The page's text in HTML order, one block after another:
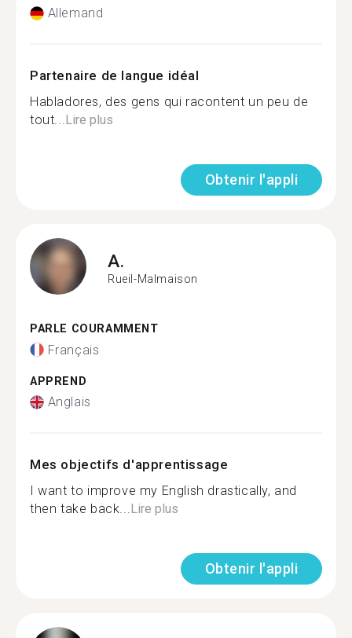
Allemand
Partenaire de langue idéal
Habladores, des gens qui racontent un peu de
tout...Lire plus
Obtenir l'appli
A.
Rueil-Malmaison
PARLE COURAMMENT
Français
APPREND
Anglais
Mes objectifs d'apprentissage
I want to improve my English drastically, and
then take back...Lire plus
Obtenir l'appli